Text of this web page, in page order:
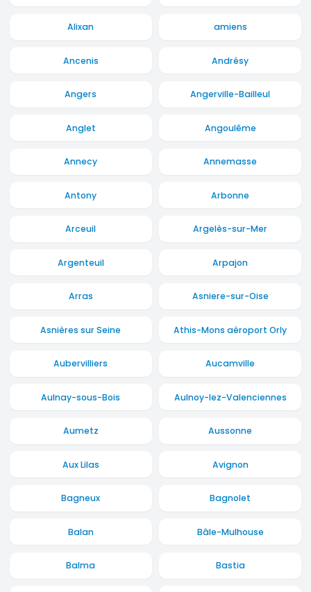
Alixan amiens
Ancenis Andrésy
Angers Angerville-Bailleul
Anglet Angoulême
Annecy Annemasse
Antony Arbonne
Arceuil Argelès-sur-Mer
Argenteuil Arpajon
Arras Asniere-sur-Oise
Asnières sur Seine Athis-Mons aéroport Orly
Aubervilliers Aucamville
Aulnay-sous-Bois Aulnoy-lez-Valenciennes
Aumetz Aussonne
Aux Lilas Avignon
Bagneux Bagnolet
Balan Bâle-Mulhouse
Balma Bastia